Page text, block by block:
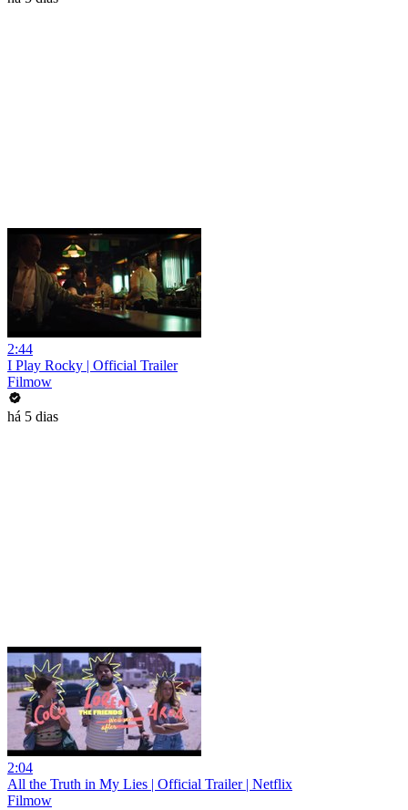
2:44
I Play Rocky | Official Trailer
Filmow
há 5 dias
2:04
All the Truth in My Lies | Official Trailer | Netflix
Filmow